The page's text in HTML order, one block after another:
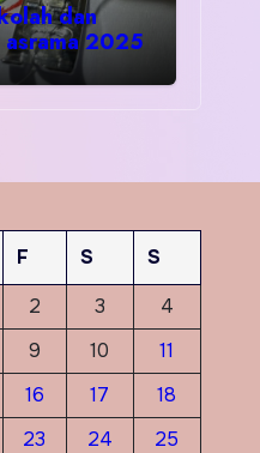
dan
2025
F S
S
2 3
4
9 10
11
16 17
18
23 24
25